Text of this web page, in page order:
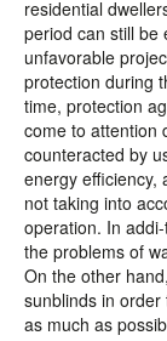
residential
period can still be
unfavorable
protection during
time, protection
come to attention
counteracted by
energy efficiency,
not taking into
operation. In
the problems of
On the other
sunblinds in
as much as